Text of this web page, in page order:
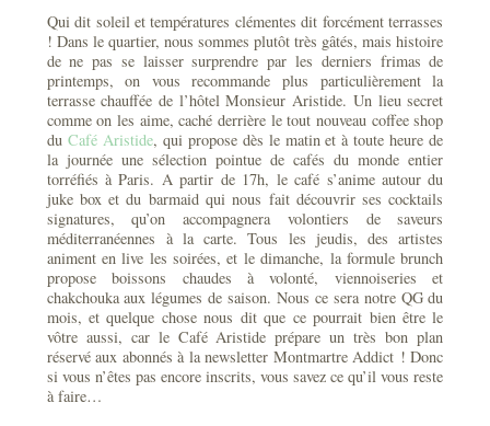
Qui dit soleil et températures clémentes dit forcément terrasses
! Dans le quartier, nous sommes plutôt très gâtés, mais histoire
de ne pas se laisser surprendre par les derniers frimas de
printemps, on vous recommande plus particulièrement la
terrasse chauffée de l’hôtel Monsieur Aristide. Un lieu secret
comme on les aime, caché derrière le tout nouveau coffee shop
du Café Aristide, qui propose dès le matin et à toute heure de
la journée une sélection pointue de cafés du monde entier
torréfiés à Paris. A partir de 17h, le café s’anime autour du
juke box et du barmaid qui nous fait découvrir ses cocktails
signatures, qu’on accompagnera volontiers de saveurs
méditerranéennes à la carte. Tous les jeudis, des artistes
animent en live les soirées, et le dimanche, la formule brunch
propose boissons chaudes à volonté, viennoiseries et
chakchouka aux légumes de saison. Nous ce sera notre QG du
mois, et quelque chose nous dit que ce pourrait bien être le
vôtre aussi, car le Café Aristide prépare un très bon plan
réservé aux abonnés à la newsletter Montmartre Addict ! Donc
si vous n’êtes pas encore inscrits, vous savez ce qu’il vous reste
à faire…